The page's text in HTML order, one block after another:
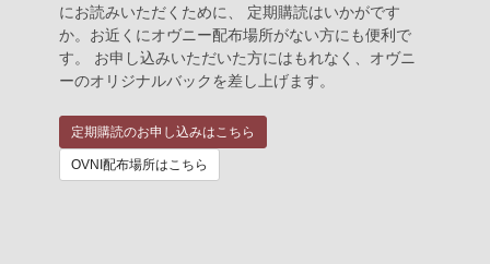
にお読みいただくために、 定期購読はいかがです
か。お近くにオヴニー配布場所がない方にも便利で
す。 お申し込みいただいた方にはもれなく、オヴニ
ーのオリジナルバックを差し上げます。
定期購読のお申し込みはこちら
OVNI配布場所はこちら